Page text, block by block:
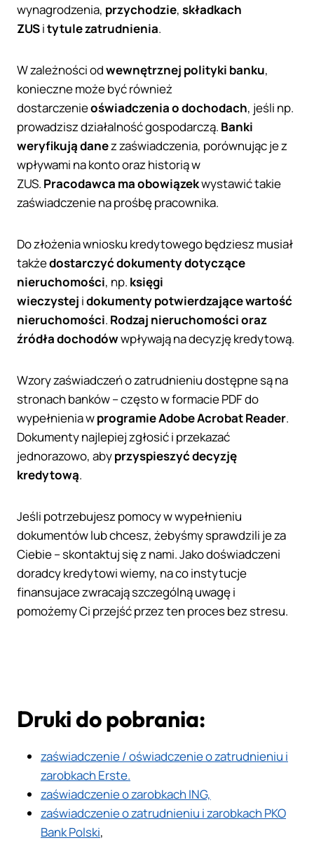
wynagrodzenia, przychodzie, składkach
ZUSitytule zatrudnienia.
W zależności odwewnętrznej polityki banku,
konieczne może być również
dostarczenieoświadczenia o dochodach, jeśli np.
prowadzisz działalność gospodarczą. Banki
weryfikują danez zaświadczenia, porównując je z
wpływami na konto oraz historią w
ZUS. Pracodawca ma obowiązekwystawić takie
zaświadczenie na prośbę pracownika.
Do złożenia wniosku kredytowego będziesz musiał
takżedostarczyć dokumenty dotyczące
nieruchomości, np. księgi
wieczystej idokumenty potwierdzające wartość
nieruchomości. Rodzaj nieruchomości oraz
źródła dochodówwpływają na decyzję kredytową.
Wzory zaświadczeń o zatrudnieniu dostępne są na
stronach banków – często w formacie PDF do
wypełnienia wprogramie Adobe Acrobat Reader.
Dokumenty najlepiej zgłosić i przekazać
jednorazowo, abyprzyspieszyć decyzję
kredytową.
Jeśli potrzebujesz pomocy w wypełnieniu
dokumentów lub chcesz, żebyśmy sprawdzili je za
Ciebie – skontaktuj się z nami. Jako doświadczeni
doradcy kredytowi wiemy, na co instytucje
finansujace zwracają szczególną uwagę i
pomożemy Ci przejść przez ten proces bez stresu.
Druki do pobrania:
zaświadczenie / oświadczenie o zatrudnieniu i
zarobkach Erste.
zaświadczenie o zarobkach ING,
zaświadczenie o zatrudnieniu i zarobkach PKO
Bank Polski,